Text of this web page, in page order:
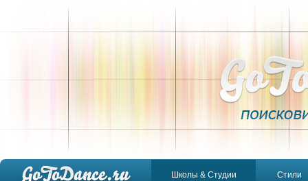
Школы & Студии Стили